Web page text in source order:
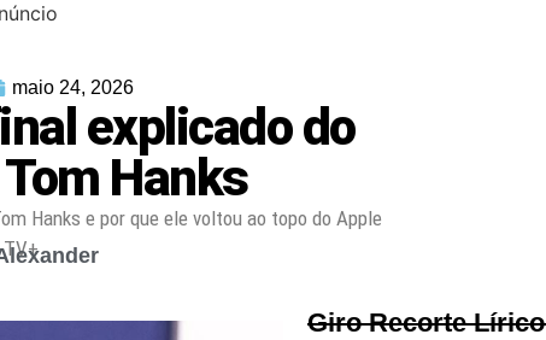
maio 24, 2026
explicado do
Hanks
Hanks e por que ele voltou ao topo do Apple
TV+
Giro Recorte Lírico